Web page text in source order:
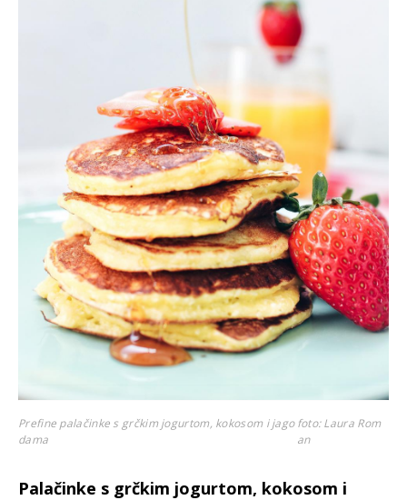
Prefine palačinke s grčkim jogurtom, kokosom i jago
dama
foto: Laura Rom
an
Palačinke s grčkim jogurtom, kokosom i